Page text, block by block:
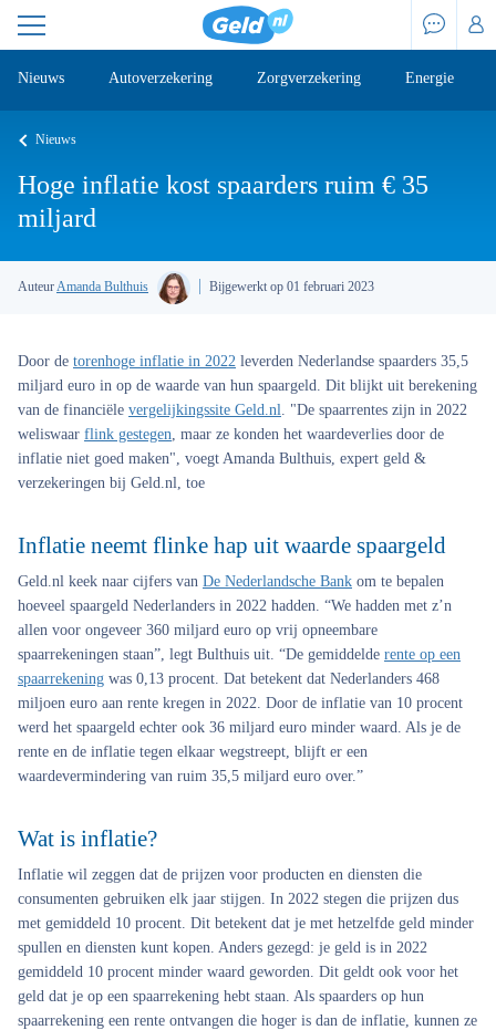
Nieuws Autoverzekering Zorgverzekering Energie
Nieuws
Hoge inflatie kost spaarders ruim € 35
miljard
Auteur Amanda Bulthuis Bijgewerkt op 01 februari 2023
Door de torenhoge inflatie in 2022 leverden Nederlandse spaarders 35,5
miljard euro in op de waarde van hun spaargeld. Dit blijkt uit berekening
van de financiële vergelijkingssite Geld.nl. "De spaarrentes zijn in 2022
weliswaar flink gestegen, maar ze konden het waardeverlies door de
inflatie niet goed maken", voegt Amanda Bulthuis, expert geld &
verzekeringen bij Geld.nl, toe
Inflatie neemt flinke hap uit waarde spaargeld
Geld.nl keek naar cijfers van De Nederlandsche Bank om te bepalen
hoeveel spaargeld Nederlanders in 2022 hadden. “We hadden met z’n
allen voor ongeveer 360 miljard euro op vrij opneembare
spaarrekeningen staan”, legt Bulthuis uit. “De gemiddelde rente op een
spaarrekening was 0,13 procent. Dat betekent dat Nederlanders 468
miljoen euro aan rente kregen in 2022. Door de inflatie van 10 procent
werd het spaargeld echter ook 36 miljard euro minder waard. Als je de
rente en de inflatie tegen elkaar wegstreept, blijft er een
waardevermindering van ruim 35,5 miljard euro over.”
Wat is inflatie?
Inflatie wil zeggen dat de prijzen voor producten en diensten die
consumenten gebruiken elk jaar stijgen. In 2022 stegen die prijzen dus
met gemiddeld 10 procent. Dit betekent dat je met hetzelfde geld minder
spullen en diensten kunt kopen. Anders gezegd: je geld is in 2022
gemiddeld 10 procent minder waard geworden. Dit geldt ook voor het
geld dat je op een spaarrekening hebt staan. Als spaarders op hun
spaarrekening een rente ontvangen die hoger is dan de inflatie, kunnen ze